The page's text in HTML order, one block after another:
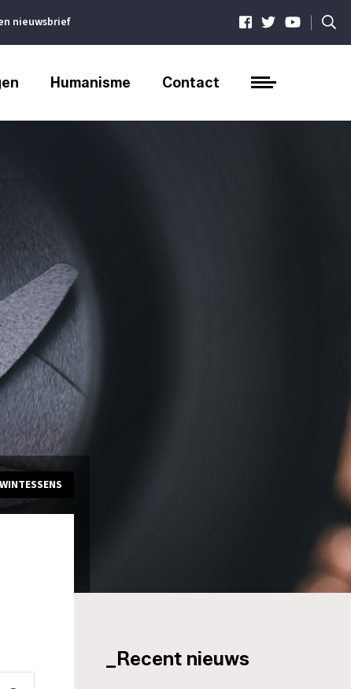
nieuwsbrief |
Humanisme Contact
_Recent nieuws